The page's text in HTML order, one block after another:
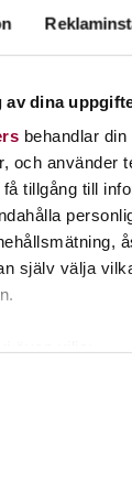
av dina
behandlar din
och använder
tillgång till
själv välja
på upp till
personliga
e-post
75 11 21
och
där du